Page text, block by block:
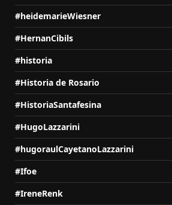
#heidemarieWiesner
#HernanCibils
#historia
#Historia de Rosario
#HistoriaSantafesina
#HugoLazzarini
#hugoraulCayetanoLazzarini
#Ifoe
#IreneRenk